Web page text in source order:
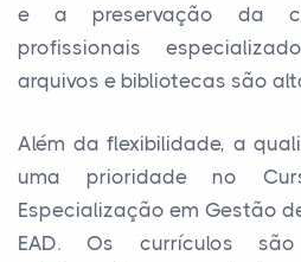
e a preservação da
profissionais
arquivos e bibliotecas são
Além da flexibilidade, a
uma prioridade no
Especialização em Gestão
EAD. Os currículos